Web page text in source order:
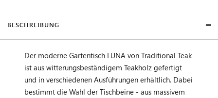
BESCHREIBUNG
Der moderne Gartentisch LUNA von Traditional Teak
ist aus witterungsbeständigem Teakholz gefertigt
und in verschiedenen Ausführungen erhältlich. Dabei
bestimmt die Wahl der Tischbeine - aus massivem